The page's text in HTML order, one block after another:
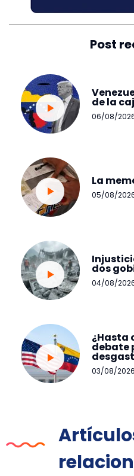
Post
de la
06/08/
La
05/08/
dos
04/08/
¿Hasta
debate
03/08/2026